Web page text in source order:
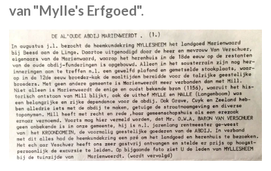
van "Mylle's Erfgoed".